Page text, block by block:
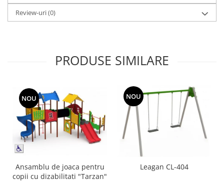
Review-uri(0)
PRODUSE SIMILARE
NOU
Ansamblu de joaca pentru
copii cu dizabilitati "Tarzan"
NOU
Leagan CL-404